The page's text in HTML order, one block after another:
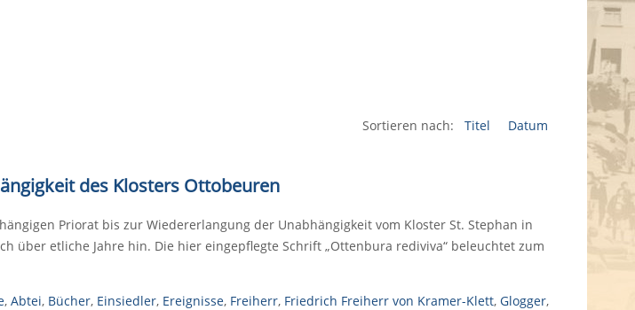
Sortieren nach: Titel Datum
des Klosters Ottobeuren
Priorat bis zur Wiedererlangung der Unabhängigkeit vom Kloster St. Stephan in
über etliche Jahre hin. Die hier eingepflegte Schrift „Ottenbura rediviva“ beleuchtet zum
, Abtei, Bücher, Einsiedler, Ereignisse, Freiherr, Friedrich Freiherr von Kramer-Klett, Glogger,